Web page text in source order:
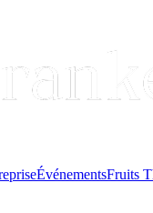
ÉvénementsFruits